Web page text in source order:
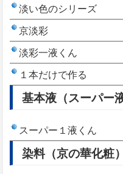
淡い色のシリーズ
京淡彩
淡彩一液くん
１本だけで作る
基本液（スーパー
スーパー１液くん
染料（京の華化粧）